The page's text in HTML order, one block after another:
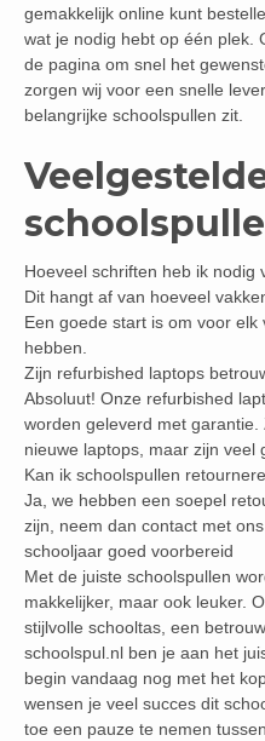
gemakkelijk online kunt
wat je nodig hebt op één plek.
de pagina om snel het
zorgen wij voor een snelle
belangrijke schoolspullen zit.
Hoeveel schriften heb ik nodig
Dit hangt af van hoeveel
Een goede start is om voor
hebben.
Zijn refurbished laptops
Absoluut! Onze refurbished
worden geleverd met
nieuwe laptops, maar zijn veel
Kan ik schoolspullen
Ja, we hebben een soepel
zijn, neem dan contact met
schooljaar goed voorbereid
Met de juiste schoolspullen
makkelijker, maar ook leuker.
stijlvolle schooltas, een
schoolspul.nl ben je aan het
begin vandaag nog met het
wensen je veel succes dit
toe een pauze te nemen